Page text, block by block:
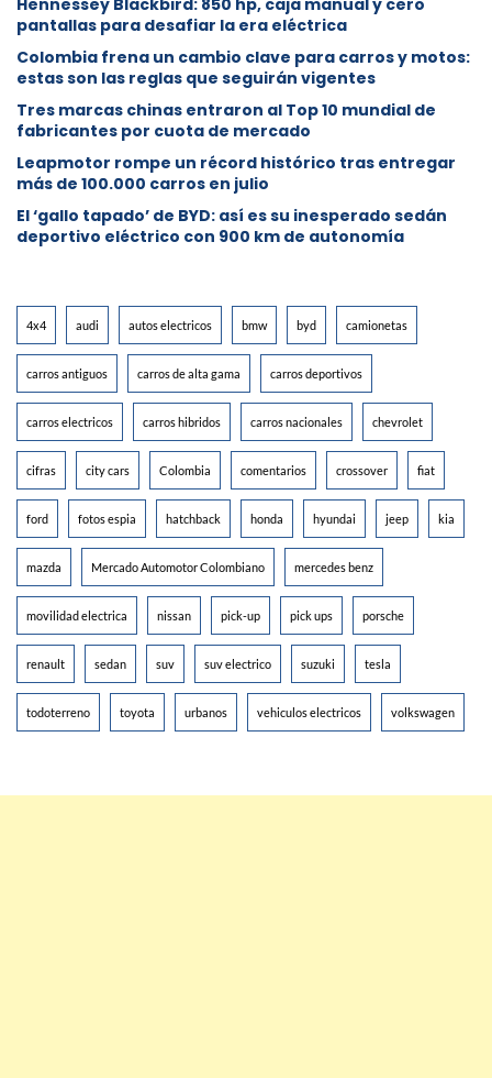
pantallas para desafiar la era eléctrica
Colombia frena un cambio clave para carros y motos:
estas son las reglas que seguirán vigentes
Tres marcas chinas entraron al Top 10 mundial de
fabricantes por cuota de mercado
Leapmotor rompe un récord histórico tras entregar
más de 100.000 carros en julio
El ‘gallo tapado’ de BYD: así es su inesperado sedán
deportivo eléctrico con 900 km de autonomía
4x4 audi autos electricos bmw byd camionetas
carros antiguos carros de alta gama carros deportivos
carros electricos carros hibridos carros nacionales chevrolet
cifras city cars Colombia comentarios crossover fiat
ford fotos espia hatchback honda hyundai jeep kia
mazda Mercado Automotor Colombiano mercedes benz
movilidad electrica nissan pick-up pick ups porsche
renault sedan suv suv electrico suzuki tesla
todoterreno toyota urbanos vehiculos electricos volkswagen